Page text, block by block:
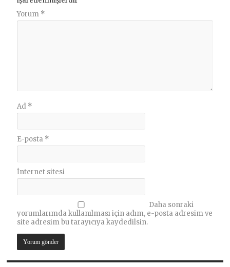
Yorum *
Ad *
E-posta *
İnternet sitesi
Daha sonraki
yorumlarımda kullanılması için adım, e-posta adresim ve
site adresim bu tarayıcıya kaydedilsin.